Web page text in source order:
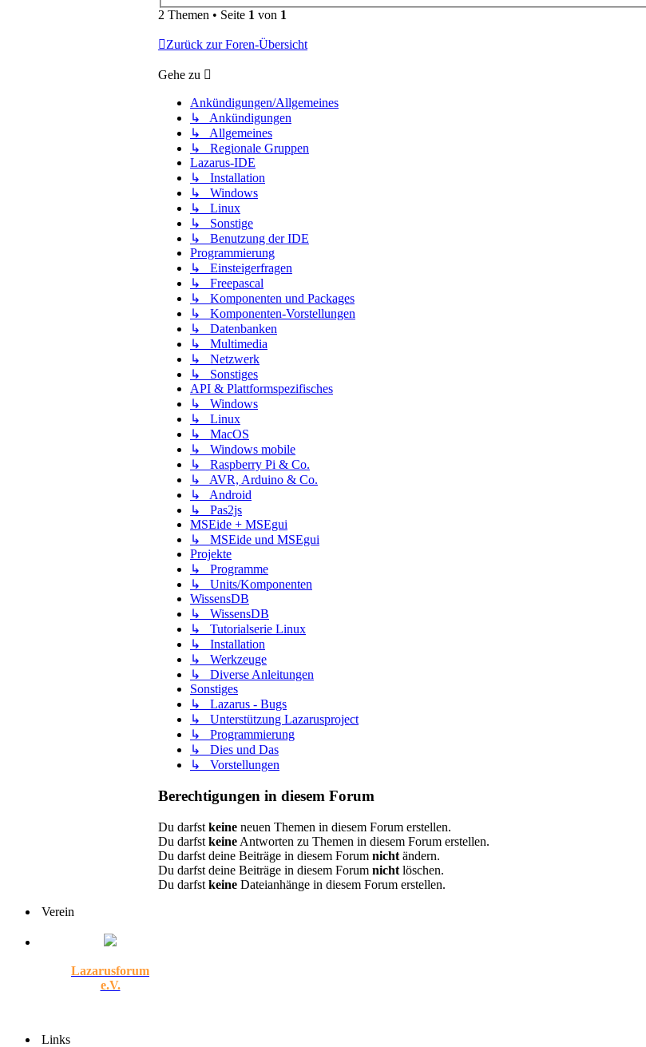
2 Themen • Seite 1 von 1
Zurück zur Foren-Übersicht
Gehe zu
Ankündigungen/Allgemeines
↳ Ankündigungen
↳ Allgemeines
↳ Regionale Gruppen
Lazarus-IDE
↳ Installation
↳ Windows
↳ Linux
↳ Sonstige
↳ Benutzung der IDE
Programmierung
↳ Einsteigerfragen
↳ Freepascal
↳ Komponenten und Packages
↳ Komponenten-Vorstellungen
↳ Datenbanken
↳ Multimedia
↳ Netzwerk
↳ Sonstiges
API & Plattformspezifisches
↳ Windows
↳ Linux
↳ MacOS
↳ Windows mobile
↳ Raspberry Pi & Co.
↳ AVR, Arduino & Co.
↳ Android
↳ Pas2js
MSEide + MSEgui
↳ MSEide und MSEgui
Projekte
↳ Programme
↳ Units/Komponenten
WissensDB
↳ WissensDB
↳ Tutorialserie Linux
↳ Installation
↳ Werkzeuge
↳ Diverse Anleitungen
Sonstiges
↳ Lazarus - Bugs
↳ Unterstützung Lazarusproject
↳ Programmierung
↳ Dies und Das
↳ Vorstellungen
Berechtigungen in diesem Forum
Du darfst keine neuen Themen in diesem Forum erstellen.
Du darfst keine Antworten zu Themen in diesem Forum erstellen.
Du darfst deine Beiträge in diesem Forum nicht ändern.
Du darfst deine Beiträge in diesem Forum nicht löschen.
Du darfst keine Dateianhänge in diesem Forum erstellen.
Verein
Lazarusforum
e.V.
Links